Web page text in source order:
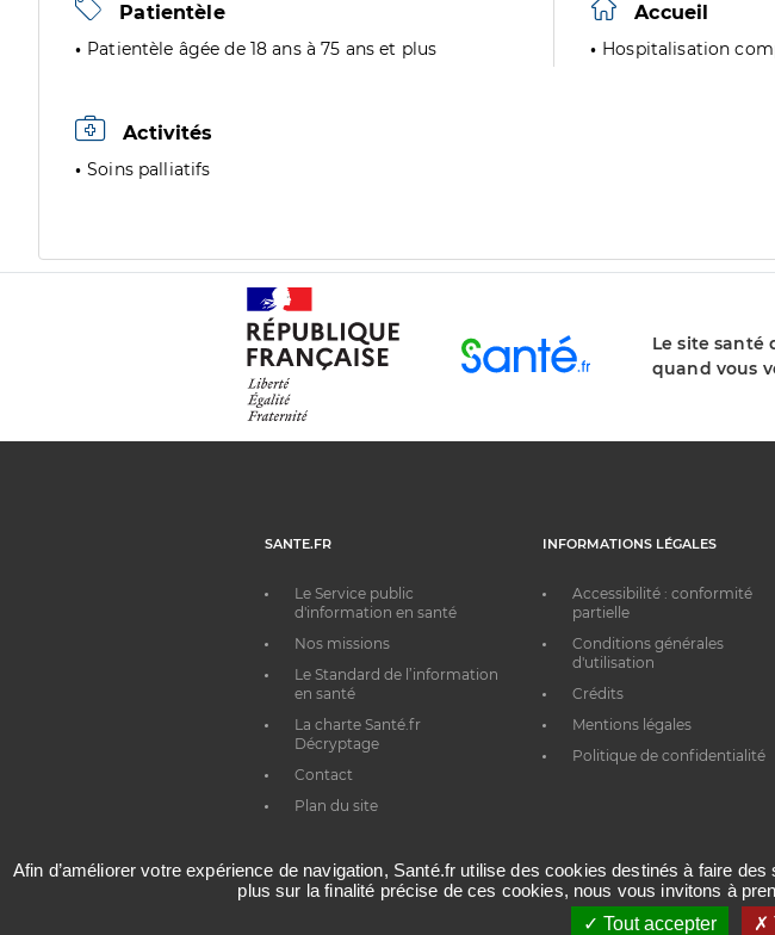
Patientèle
Patientèle âgée de 18 ans à 75 ans et plus
Accueil
Hospitalisation
Activités
Soins palliatifs
Le site santé
quand vous
SANTE.FR
Le Service public
d'information en santé
Nos missions
Le Standard de l’information
en santé
La charte Santé.fr
Décryptage
Contact
Plan du site
INFORMATIONS LÉGALES
Accessibilité : conformité
partielle
Conditions générales
d'utilisation
Crédits
Mentions légales
Politique de confidentialité
Afin d’améliorer votre expérience de navigation, Santé.fr utilise des cookies destinés à faire
plus sur la finalité précise de ces cookies, nous vous invitons à
Tout accepter